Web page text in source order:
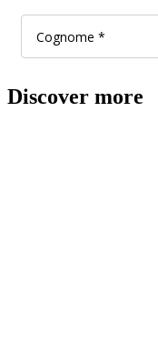
Discover more